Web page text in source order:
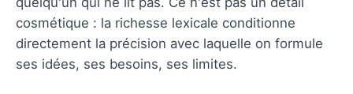
cosmétique : la richesse lexicale conditionne
directement la précision avec laquelle on formule
ses idées, ses besoins, ses limites.